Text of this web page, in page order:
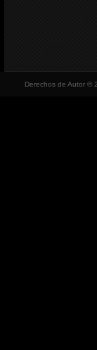
Derechos de Autor ©